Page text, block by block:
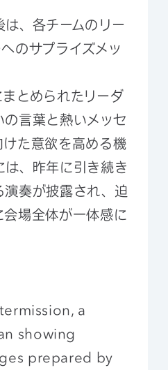
、各チームのリー
のサプライズメッ
とめられたリーダ
言葉と熱いメッセ
た意欲を高める機
、昨年に引き続き
奏が披露され、迫
場全体が一体感に
a
showing
prepared by